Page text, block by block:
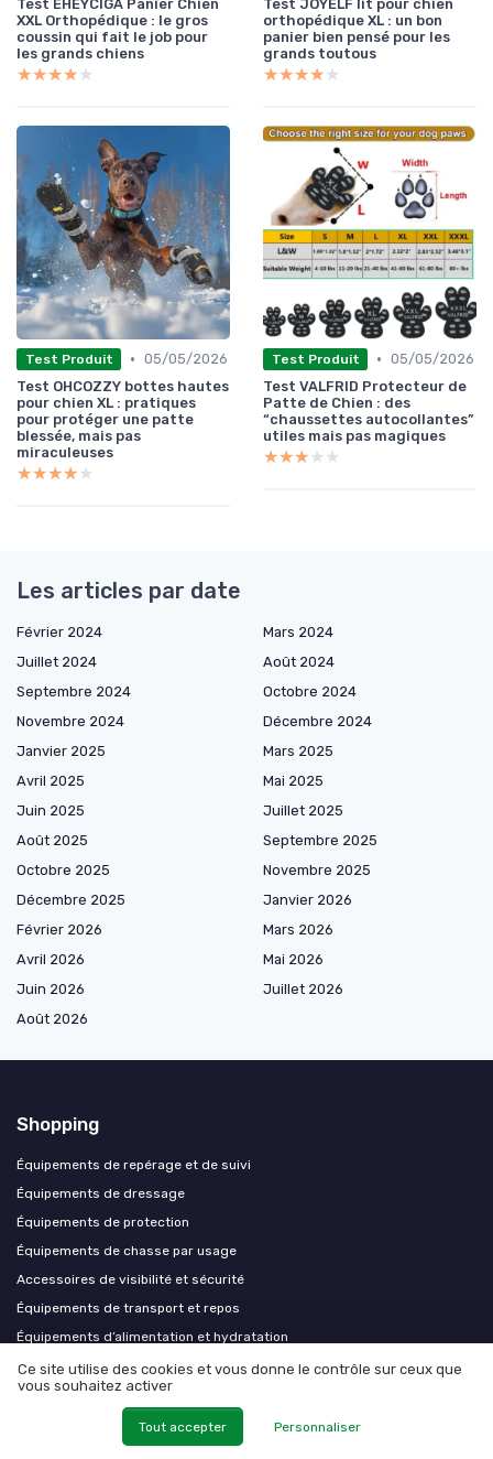
Test EHEYCIGA Panier Chien
XXL Orthopédique : le gros
coussin qui fait le job pour
les grands chiens
★★★★★
★★★★★
Test JOYELF lit pour chien
orthopédique XL : un bon
panier bien pensé pour les
grands toutous
★★★★★
★★★★★
Test Produit • 05/05/2026
Test OHCOZZY bottes hautes
pour chien XL : pratiques
pour protéger une patte
blessée, mais pas
miraculeuses
★★★★★
★★★★★
Test Produit • 05/05/2026
Test VALFRID Protecteur de
Patte de Chien : des
“chaussettes autocollantes”
utiles mais pas magiques
★★★★★
★★★★★
Les articles par date
Février 2024
Mars 2024
Juillet 2024
Août 2024
Septembre 2024
Octobre 2024
Novembre 2024
Décembre 2024
Janvier 2025
Mars 2025
Avril 2025
Mai 2025
Juin 2025
Juillet 2025
Août 2025
Septembre 2025
Octobre 2025
Novembre 2025
Décembre 2025
Janvier 2026
Février 2026
Mars 2026
Avril 2026
Mai 2026
Juin 2026
Juillet 2026
Août 2026
Shopping
Équipements de repérage et de suivi
Équipements de dressage
Équipements de protection
Équipements de chasse par usage
Accessoires de visibilité et sécurité
Équipements de transport et repos
Équipements d’alimentation et hydratation
Équipements par morphologie
Équipements premium et professionnels
Ce site utilise des cookies et vous donne le contrôle sur ceux que
vous souhaitez activer
Tout accepter Personnaliser